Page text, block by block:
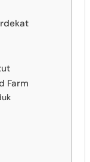
Farm